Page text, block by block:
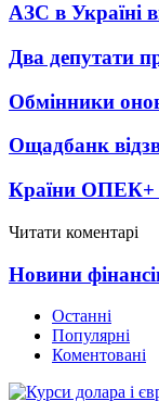
АЗС в Україні
Два депутати
Обмінники
Ощадбанк
Країни ОПЕК+
Читати коментарі
Новини
Останні
Популярні
Коментовані